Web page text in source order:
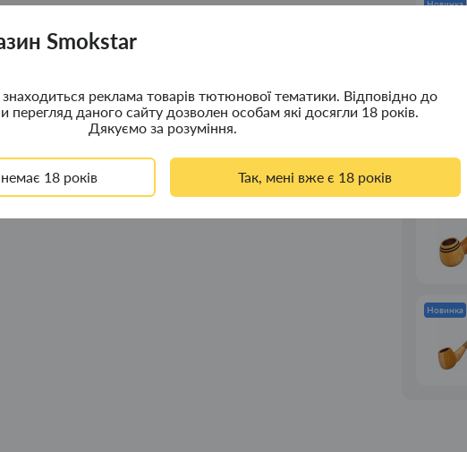
Smokstar
реклама товарів тютюнової тематики. Відповідно до
перегляд даного сайту дозволен особам які досягли 18 років.
Дякуємо за розуміння.
18 років Так, мені вже є 18 років
горіння. Виготовлені з екологічно чистої сировини без
Новинка
Новинка
Новинка